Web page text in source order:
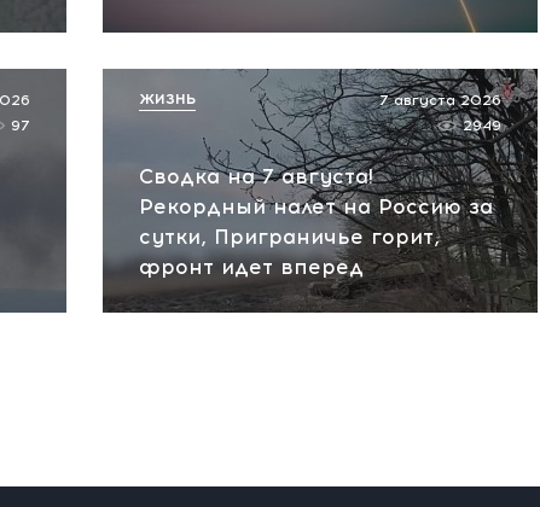
97
Сводка на 7 августа!
Рекордный налет на Россию за
сутки, Приграничье горит,
фронт идет вперед
7 августа 2026
2949
ЖИЗНЬ